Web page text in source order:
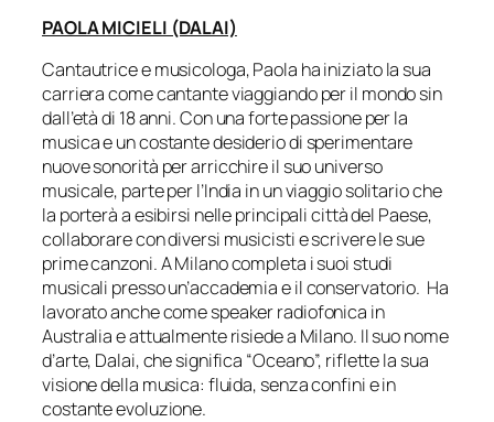
PAOLA MICIELI (DALAI)
Cantautrice e musicologa, Paola ha iniziato la sua
carriera come cantante viaggiando per il mondo sin
dall’età di 18 anni. Con una forte passione per la
musica e un costante desiderio di sperimentare
nuove sonorità per arricchire il suo universo
musicale, parte per l’India in un viaggio solitario che
la porterà a esibirsi nelle principali città del Paese,
collaborare con diversi musicisti e scrivere le sue
prime canzoni. A Milano completa i suoi studi
musicali presso un’accademia e il conservatorio. Ha
lavorato anche come speaker radiofonica in
Australia e attualmente risiede a Milano. Il suo nome
d’arte, Dalai, che significa “Oceano”, riflette la sua
visione della musica: fluida, senza confini e in
costante evoluzione.